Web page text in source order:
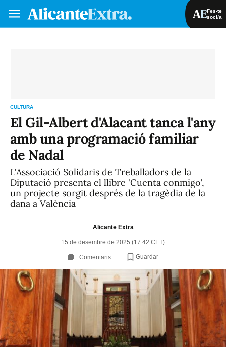
Fes-te
soci/a
CULTURA
El Gil-Albert d'Alacant tanca l'any
amb una programació familiar
de Nadal
L'Associació Solidaris de Treballadors de la
Diputació presenta el llibre 'Cuenta conmigo',
un projecte sorgit després de la tragèdia de la
dana a València
Alicante Extra
15 de desembre de 2025 (17:42 CET)
Comentaris Guardar